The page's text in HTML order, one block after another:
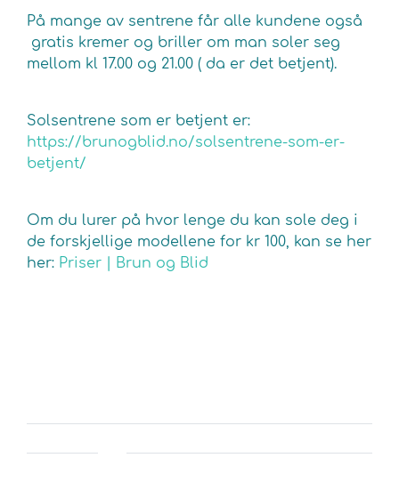
På mange av sentrene får alle kundene også
gratis kremer og briller om man soler seg
mellom kl 17.00 og 21.00 ( da er det betjent).
Solsentrene som er betjent er:
https://brunogblid.no/solsentrene-som-er-
betjent/
Om du lurer på hvor lenge du kan sole deg i
de forskjellige modellene for kr 100, kan se her
her: Priser | Brun og Blid